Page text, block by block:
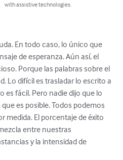
with assistive technologies.
En todo caso, lo único que
de esperanza. Aún así, el
Porque las palabras sobre el
Lo difícil es trasladar lo escrito a
es fácil. Pero nadie dijo que lo
es posible. Todos podemos
medida. El porcentaje de éxito
entre nuestras
y la intensidad de